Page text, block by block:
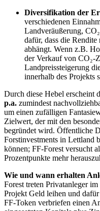
Diversifikation der
verschiedenen
Landveräußerung,
dafür, dass die
abhängt. Wenn z.B.
der Verkauf von CO₂-
Landpreissteigerung
innerhalb des Projekts
Durch diese Hebel erscheint
p.a. zumindest
um einen zufälligen
Zielwert, der mit den
begründet wird. Öffentliche
Forstinvestments in Lettland
können; FF-Forest versucht
Prozentpunkte mehr
Wie und wann erhalten
Forest treten Privatanleger
Projekt Geld leihen und
FF-Token verbriefen einen